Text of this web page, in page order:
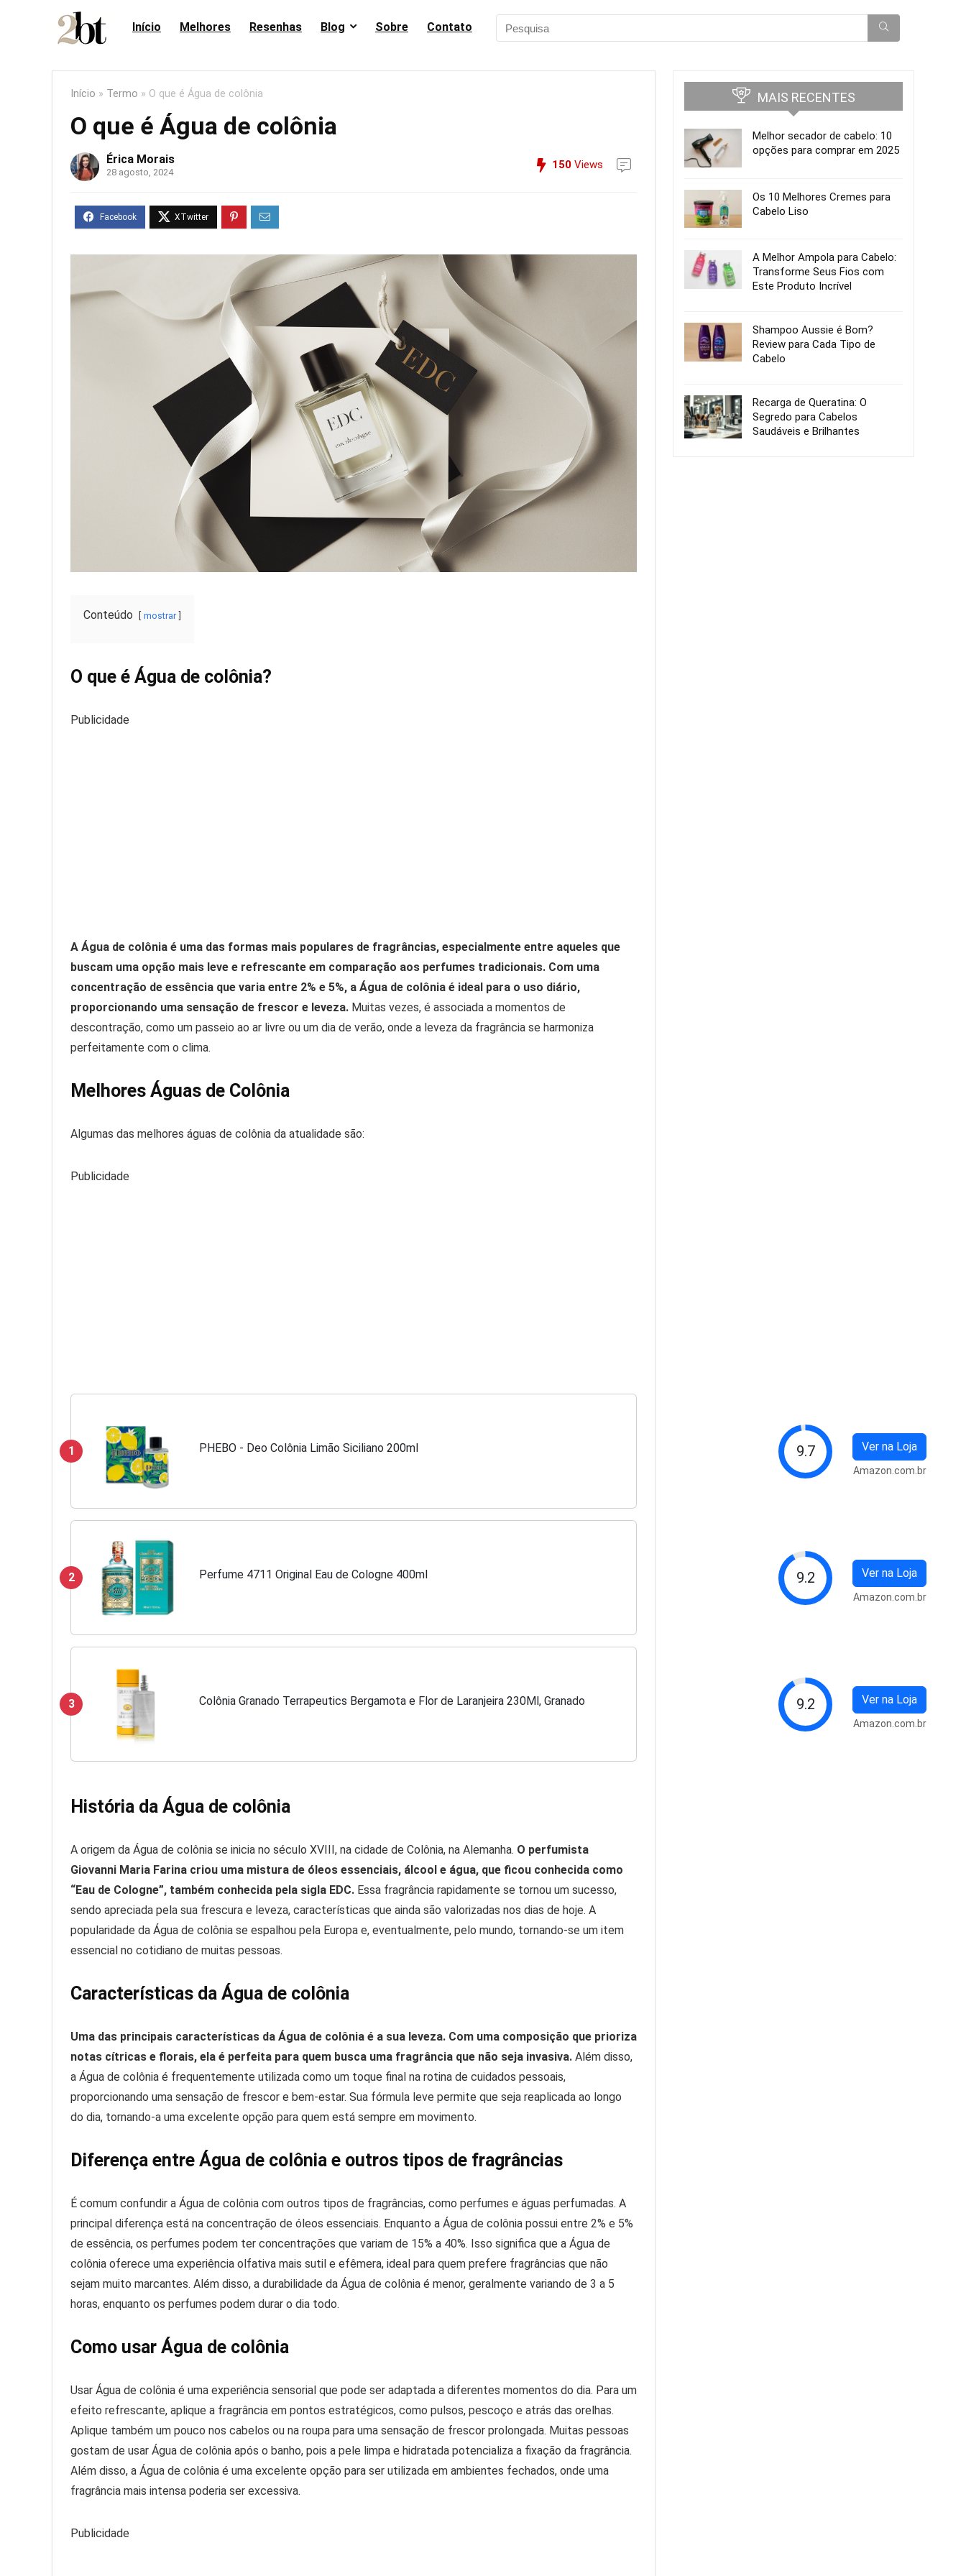
Início Melhores Resenhas Blog Sobre Contato
Início » Termo » O que é Água de colônia
O que é Água de colônia
Érica Morais
28 agosto, 2024
150 Views
Conteúdo mostrar
O que é Água de colônia?
Publicidade
A Água de colônia é uma das formas mais populares de fragrâncias, especialmente entre aqueles que
buscam uma opção mais leve e refrescante em comparação aos perfumes tradicionais. Com uma
concentração de essência que varia entre 2% e 5%, a Água de colônia é ideal para o uso diário,
proporcionando uma sensação de frescor e leveza. Muitas vezes, é associada a momentos de
descontração, como um passeio ao ar livre ou um dia de verão, onde a leveza da fragrância se harmoniza
perfeitamente com o clima.
Melhores Águas de Colônia
Algumas das melhores águas de colônia da atualidade são:
Publicidade
1 PHEBO - Deo Colônia Limão Siciliano 200ml 9.7 Ver na Loja
Amazon.com.br
2 Perfume 4711 Original Eau de Cologne 400ml 9.2 Ver na Loja
Amazon.com.br
3 Colônia Granado Terrapeutics Bergamota e Flor de Laranjeira 230Ml, Granado 9.2 Ver na Loja
Amazon.com.br
História da Água de colônia
A origem da Água de colônia se inicia no século XVIII, na cidade de Colônia, na Alemanha. O perfumista
Giovanni Maria Farina criou uma mistura de óleos essenciais, álcool e água, que ficou conhecida como
“Eau de Cologne”, também conhecida pela sigla EDC. Essa fragrância rapidamente se tornou um sucesso,
sendo apreciada pela sua frescura e leveza, características que ainda são valorizadas nos dias de hoje. A
popularidade da Água de colônia se espalhou pela Europa e, eventualmente, pelo mundo, tornando-se um item
essencial no cotidiano de muitas pessoas.
Características da Água de colônia
Uma das principais características da Água de colônia é a sua leveza. Com uma composição que prioriza
notas cítricas e florais, ela é perfeita para quem busca uma fragrância que não seja invasiva. Além disso,
a Água de colônia é frequentemente utilizada como um toque final na rotina de cuidados pessoais,
proporcionando uma sensação de frescor e bem-estar. Sua fórmula leve permite que seja reaplicada ao longo
do dia, tornando-a uma excelente opção para quem está sempre em movimento.
Diferença entre Água de colônia e outros tipos de fragrâncias
É comum confundir a Água de colônia com outros tipos de fragrâncias, como perfumes e águas perfumadas. A
principal diferença está na concentração de óleos essenciais. Enquanto a Água de colônia possui entre 2% e 5%
de essência, os perfumes podem ter concentrações que variam de 15% a 40%. Isso significa que a Água de
colônia oferece uma experiência olfativa mais sutil e efêmera, ideal para quem prefere fragrâncias que não
sejam muito marcantes. Além disso, a durabilidade da Água de colônia é menor, geralmente variando de 3 a 5
horas, enquanto os perfumes podem durar o dia todo.
Como usar Água de colônia
Usar Água de colônia é uma experiência sensorial que pode ser adaptada a diferentes momentos do dia. Para um
efeito refrescante, aplique a fragrância em pontos estratégicos, como pulsos, pescoço e atrás das orelhas.
Aplique também um pouco nos cabelos ou na roupa para uma sensação de frescor prolongada. Muitas pessoas
gostam de usar Água de colônia após o banho, pois a pele limpa e hidratada potencializa a fixação da fragrância.
Além disso, a Água de colônia é uma excelente opção para ser utilizada em ambientes fechados, onde uma
fragrância mais intensa poderia ser excessiva.
Publicidade
MAIS RECENTES
Melhor secador de cabelo: 10
opções para comprar em 2025
Os 10 Melhores Cremes para
Cabelo Liso
A Melhor Ampola para Cabelo:
Transforme Seus Fios com
Este Produto Incrível
Shampoo Aussie é Bom?
Review para Cada Tipo de
Cabelo
Recarga de Queratina: O
Segredo para Cabelos
Saudáveis e Brilhantes